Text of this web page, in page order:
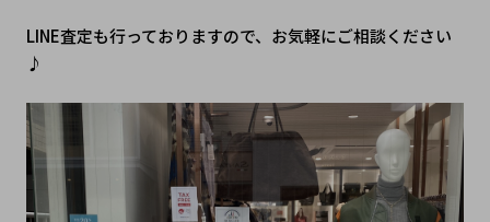
LINE査定も行っておりますので、お気軽にご相談ください
♪